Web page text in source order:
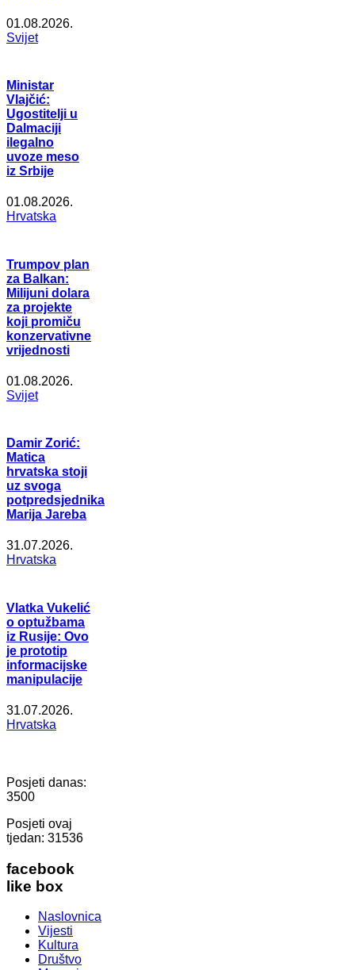
01.08.2026.
Svijet
Ministar
Vlajčić:
Ugostitelji u
Dalmaciji
ilegalno
uvoze meso
iz Srbije
01.08.2026.
Hrvatska
Trumpov plan
za Balkan:
Milijuni dolara
za projekte
koji promiču
konzervativne
vrijednosti
01.08.2026.
Svijet
Damir Zorić:
Matica
hrvatska stoji
uz svoga
potpredsjednika
Marija Jareba
31.07.2026.
Hrvatska
Vlatka Vukelić
o optužbama
iz Rusije: Ovo
je prototip
informacijske
manipulacije
31.07.2026.
Hrvatska
Posjeti danas:
3500
Posjeti ovaj
tjedan: 31536
facebook
like box
Naslovnica
Vijesti
Kultura
Društvo